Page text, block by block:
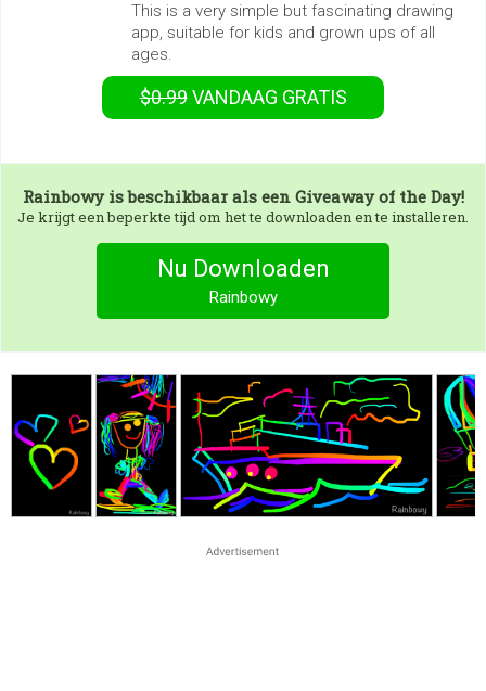
This is a very simple but fascinating drawing
app, suitable for kids and grown ups of all
ages.
$0.99VANDAAG GRATIS
Rainbowyis beschikbaar als een Giveaway of the Day!
Je krijgt een beperkte tijd om het te downloaden en te installeren.
Nu Downloaden
Rainbowy